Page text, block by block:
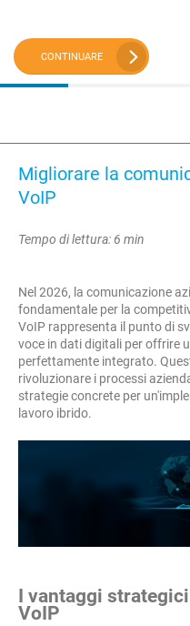
CONTINUARE
Migliorare la
VoIP
Tempo di lettura: 6 min
Nel 2026, la comunicazione
fondamentale per la
VoIP rappresenta il punto di
voce in dati digitali per offrire
perfettamente integrato.
rivoluzionare i processi
strategie concrete per
lavoro ibrido.
I vantaggi
VoIP